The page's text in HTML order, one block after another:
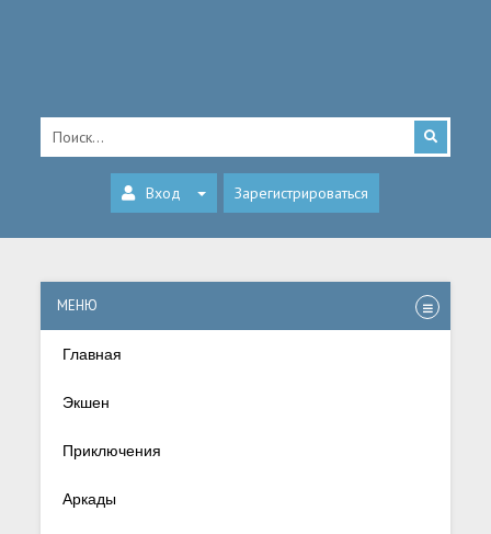
Вход Зарегистрироваться
МЕНЮ
Главная
Экшен
Приключения
Аркады